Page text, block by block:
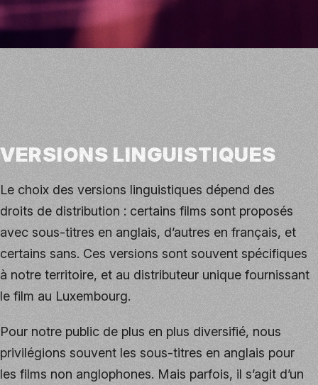
VERSIONS LINGUISTIQUES
Le choix des versions linguistiques dépend des
droits de distribution : certains films sont proposés
avec sous-titres en anglais, d’autres en français, et
certains sans. Ces versions sont souvent spécifiques
à notre territoire, et au distributeur unique fournissant
le film au Luxembourg.
Pour notre public de plus en plus diversifié, nous
privilégions souvent les sous-titres en anglais pour
les films non anglophones. Mais parfois, il s’agit d’un